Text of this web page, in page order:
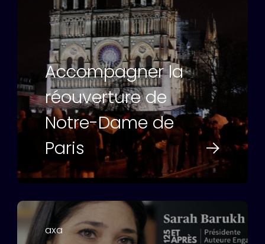
Accompagner la
réouverture de
Notre-Dame de
Paris
axa